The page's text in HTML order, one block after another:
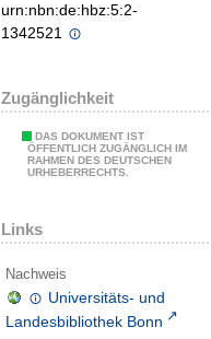
urn:nbn:de:hbz:5:2-
1342521
Zugänglichkeit
DAS DOKUMENT IST
ÖFFENTLICH ZUGÄNGLICH IM
RAHMEN DES DEUTSCHEN
URHEBERRECHTS.
Links
Nachweis
Universitäts- und
Landesbibliothek Bonn